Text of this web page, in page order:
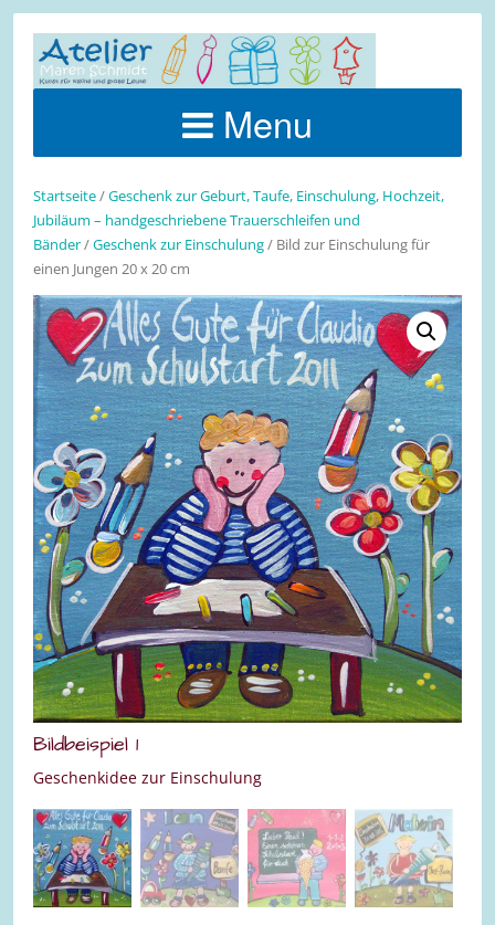
Menu
Startseite/Geschenk zur Geburt, Taufe, Einschulung, Hochzeit,
Jubiläum – handgeschriebene Trauerschleifen und
Bänder/Geschenk zur Einschulung/ Bild zur Einschulung für
einen Jungen 20 x 20 cm
Bildbeispiel 1
Geschenkidee zur Einschulung